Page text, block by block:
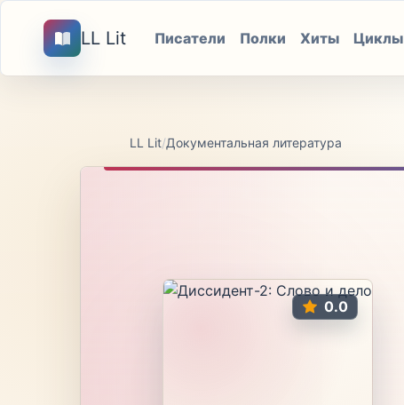
LL Lit Писатели Полки Хиты Циклы
LL Lit/Документальная литература
0.0